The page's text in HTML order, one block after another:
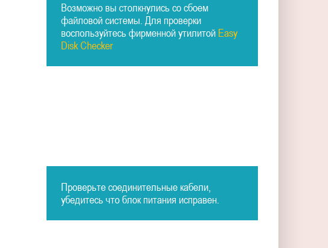
Возможно вы столкнулись со сбоем
файловой системы. Для проверки
воспользуйтесь фирменной утилитой Easy
Disk Checker
Проверьте соединительные кабели,
убедитесь что блок питания исправен.